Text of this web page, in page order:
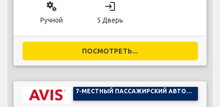
miscellaneous_services
Ручной
login
5 Дверь
ПОСМОТРЕТЬ...